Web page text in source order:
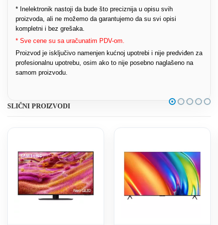
* Inelektronik nastoji da bude što preciznija u opisu svih
proizvoda, ali ne možemo da garantujemo da su svi opisi
kompletni i bez grešaka.
* Sve cene su sa uračunatim PDV-om.
Proizvod je isključivo namenjen kućnoj upotrebi i nije predviđen za
profesionalnu upotrebu, osim ako to nije posebno naglašeno na
samom proizvodu.
SLIČNI PROIZVODI